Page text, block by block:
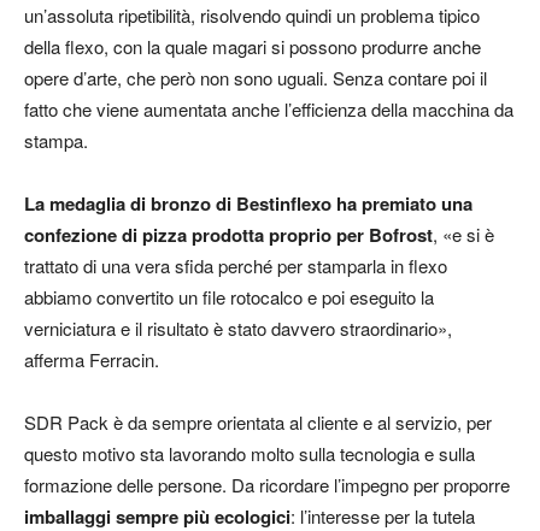
un’assoluta ripetibilità, risolvendo quindi un problema tipico
della flexo, con la quale magari si possono produrre anche
opere d’arte, che però non sono uguali. Senza contare poi il
fatto che viene aumentata anche l’efficienza della macchina da
stampa.
La medaglia di bronzo di Bestinflexo ha premiato una
confezione di pizza prodotta proprio per Bofrost, «e si è
trattato di una vera sfida perché per stamparla in flexo
abbiamo convertito un file rotocalco e poi eseguito la
verniciatura e il risultato è stato davvero straordinario»,
afferma Ferracin.
SDR Pack è da sempre orientata al cliente e al servizio, per
questo motivo sta lavorando molto sulla tecnologia e sulla
formazione delle persone. Da ricordare l’impegno per proporre
imballaggi sempre più ecologici: l’interesse per la tutela